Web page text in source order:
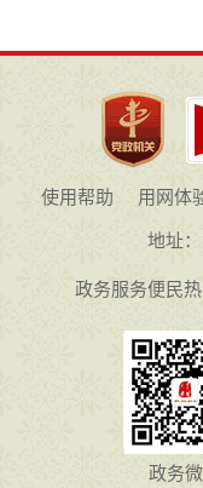
使用帮助 用网体
地址
政务服务便民
政务